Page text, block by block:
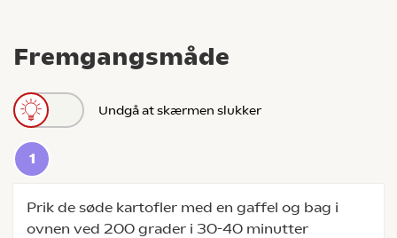
Fremgangsmåde
Undgå at skærmen slukker
Prik de søde kartofler med en gaffel og bag i
ovnen ved 200 grader i 30-40 minutter